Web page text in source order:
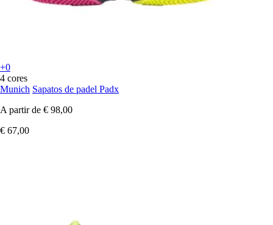
+0
4 cores
Munich Sapatos de padel Padx
A partir de € 98,00
€ 67,00